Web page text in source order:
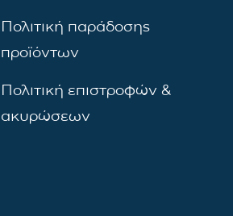
Πολιτική παράδοσης
προϊόντων
Πολιτική επιστροφών &
ακυρώσεων